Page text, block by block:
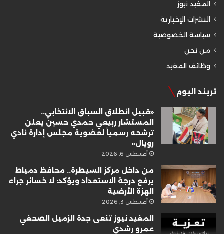
المفيد نيوز
النشرات الإخبارية
سياسة الخصوصية
من نحن
وظائف المفيد
تريند اليوم
«قبيل انطلاق السباق الانتخابي..
المستشار ربيعي حمدي حسين يعلن
ترشحه رسمياً لعضوية مجلس إدارة نادي
رويال»
أغسطس 6, 2026
من داخل مركز السيطرة.. محافظ دمياط
يرفع درجة الاستعداد ويؤكد: لا خسائر جراء
الهزة الأرضية
أغسطس 3, 2026
المفيد نيوز تنعى جدة الزميل الصحفي
عمرو رشدي